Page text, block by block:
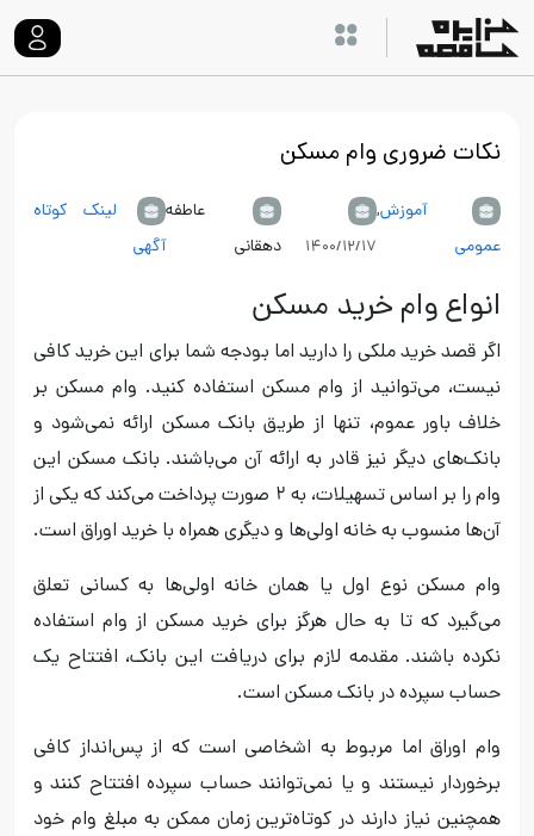
نکات ضروری وام مسکن
آموزش,
عمومی
۱۴۰۰/۱۲/۱۷
عاطفه
دهقانی
لینک کوتاه
آگهی
انواع وام خرید مسکن
اگر قصد خرید ملکی را دارید اما بودجه شما برای این خرید کافی
نیست، می‌توانید از وام مسکن استفاده کنید. وام مسکن بر
خلاف باور عموم، تنها از طریق بانک مسکن ارائه نمی‌شود و
بانک‌های دیگر نیز قادر به ارائه آن می‌باشند. بانک مسکن این
وام را بر اساس تسهیلات، به ۲ صورت پرداخت می‌کند که یکی از
آن‌ها منسوب به خانه اولی‌ها و دیگری همراه با خرید اوراق است.
وام مسکن نوع اول یا همان خانه اولی‌ها به کسانی تعلق
می‌گیرد که تا به حال هرگز برای خرید مسکن از وام استفاده
نکرده باشند. مقدمه لازم برای دریافت این بانک، افتتاح یک
حساب سپرده در بانک مسکن است.
وام اوراق اما مربوط به اشخاصی است که از پس‌انداز کافی
برخوردار نیستند و یا نمی‌توانند حساب سپرده افتتاح کنند و
همچنین نیاز دارند در کوتاه‌ترین زمان ممکن به مبلغ وام خود